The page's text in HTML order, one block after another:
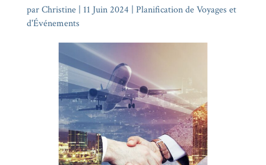
parChristine| 11 Juin 2024 | Planification de Voyages et
d'Événements